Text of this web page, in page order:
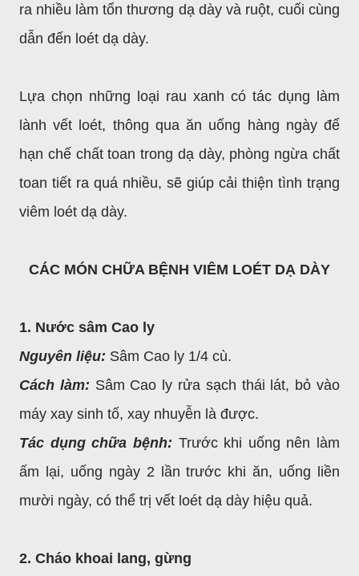
ra nhiều làm tổn thương dạ dày và ruột, cuối cùng
dẫn đến loét dạ dày.
Lựa chọn những loại rau xanh có tác dụng làm
lành vết loét, thông qua ăn uống hàng ngày để
hạn chế chất toan trong dạ dày, phòng ngừa chất
toan tiết ra quá nhiều, sẽ giúp cải thiện tình trạng
viêm loét dạ dày.
CÁC MÓN CHỮA BỆNH VIÊM LOÉT DẠ DÀY
1. Nước sâm Cao ly
Nguyên liệu: Sâm Cao ly 1/4 cù.
Cách làm: Sâm Cao ly rửa sạch thái lát, bỏ vào
máy xay sinh tố, xay nhuyễn là được.
Tác dụng chữa bệnh: Trước khi uống nên làm
ấm lại, uống ngày 2 lần trước khi ăn, uống liền
mười ngày, có thể trị vết loét dạ dày hiệu quả.
2. Cháo khoai lang, gừng